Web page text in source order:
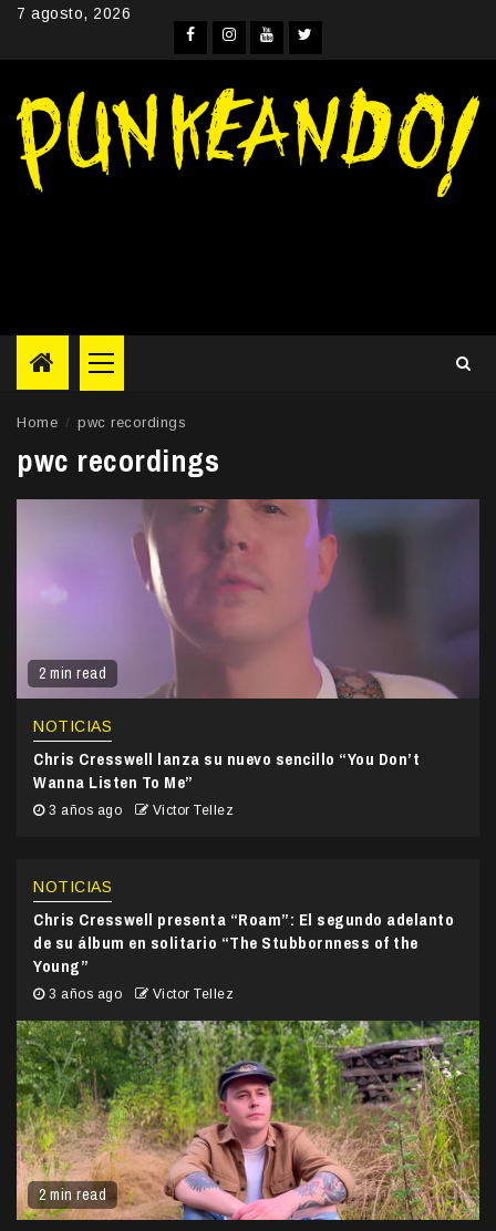
Skip7 agosto, 2026
Facebook
Instagram
YouTube
Twitter
Primary
Menu
Home pwc recordings
pwc recordings
2 min read
NOTICIAS
Chris Cresswell lanza su nuevo sencillo “You Don’t
Wanna Listen To Me”
3 años ago Victor Tellez
2 min read
NOTICIAS
Chris Cresswell presenta “Roam”: El segundo adelanto
de su álbum en solitario “The Stubbornness of the
Young”
3 años ago Victor Tellez